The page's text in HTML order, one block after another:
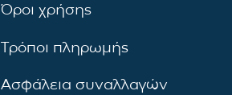
Όροι χρήσης
Τρόποι πληρωμής
Ασφάλεια συναλλαγών